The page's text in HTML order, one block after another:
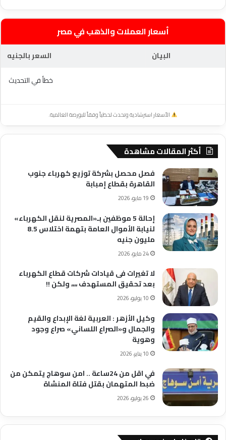
أسعار العملات والذهب في مصر
البيان
السعر بالجنيه
خطأ في التحديث
الأسعار استرشادية وتحدث لحظياً وفقاً للبورصة العالمية.
أكثر المقالات مشاهدة
فصل محصل بشركة توزيع كهرباء جنوب
القاهرة بقطاع إمبابة
19 مايو، 2026
إحالة 5 موظفين بـ«المصرية لنقل الكهرباء»
لنيابة الأموال العامة بتهمة اختلاس 8.5
مليون جنيه
24 مايو، 2026
لا تغيرات فى قيادات شركات قطاع الكهرباء
بعد تحقيق المستهدف ،،،، ولكن !!
10 يوليو، 2026
وكيل الأزهر : العربية لغة الإبداع والقيم
والجمال و«الصراع اللساني» صراع وجود
وهوية
10 يناير، 2026
في اقل من 24ساعة .. امن سوهاج يتمكن من
ضبط المتهمان بقتل فتاة المنشاة
26 يوليو، 2026